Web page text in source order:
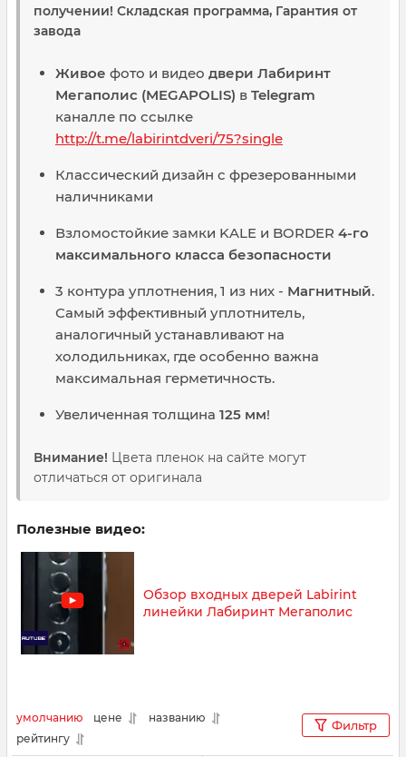
получении! Складская программа, Гарантия от
завода
Живое фото и видео двери Лабиринт
Мегаполис (MEGAPOLIS) в Telegram
каналле по ссылке
http://t.me/labirintdveri/75?single
Классический дизайн с фрезерованными
наличниками
Взломостойкие замки KALE и BORDER 4-го
максимального класса безопасности
3 контура уплотнения, 1 из них - Магнитный.
Самый эффективный уплотнитель,
аналогичный устанавливают на
холодильниках, где особенно важна
максимальная герметичность.
Увеличенная толщина 125 мм!
Внимание! Цвета пленок на сайте могут
отличаться от оригинала
Полезные видео:
Обзор входных дверей Labirint
линейки Лабиринт Мегаполис
умолчанию цене
названию
рейтингу
Фильтр